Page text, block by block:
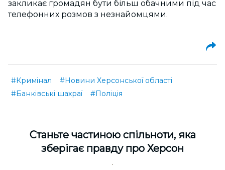
закликає громадян бути більш обачними під час
телефонних розмов з незнайомцями.
#Кримінал
#Новини Херсонської області
#Банківські шахраї
#Поліція
Cтаньте частиною спільноти, яка
зберігає правду про Херсон